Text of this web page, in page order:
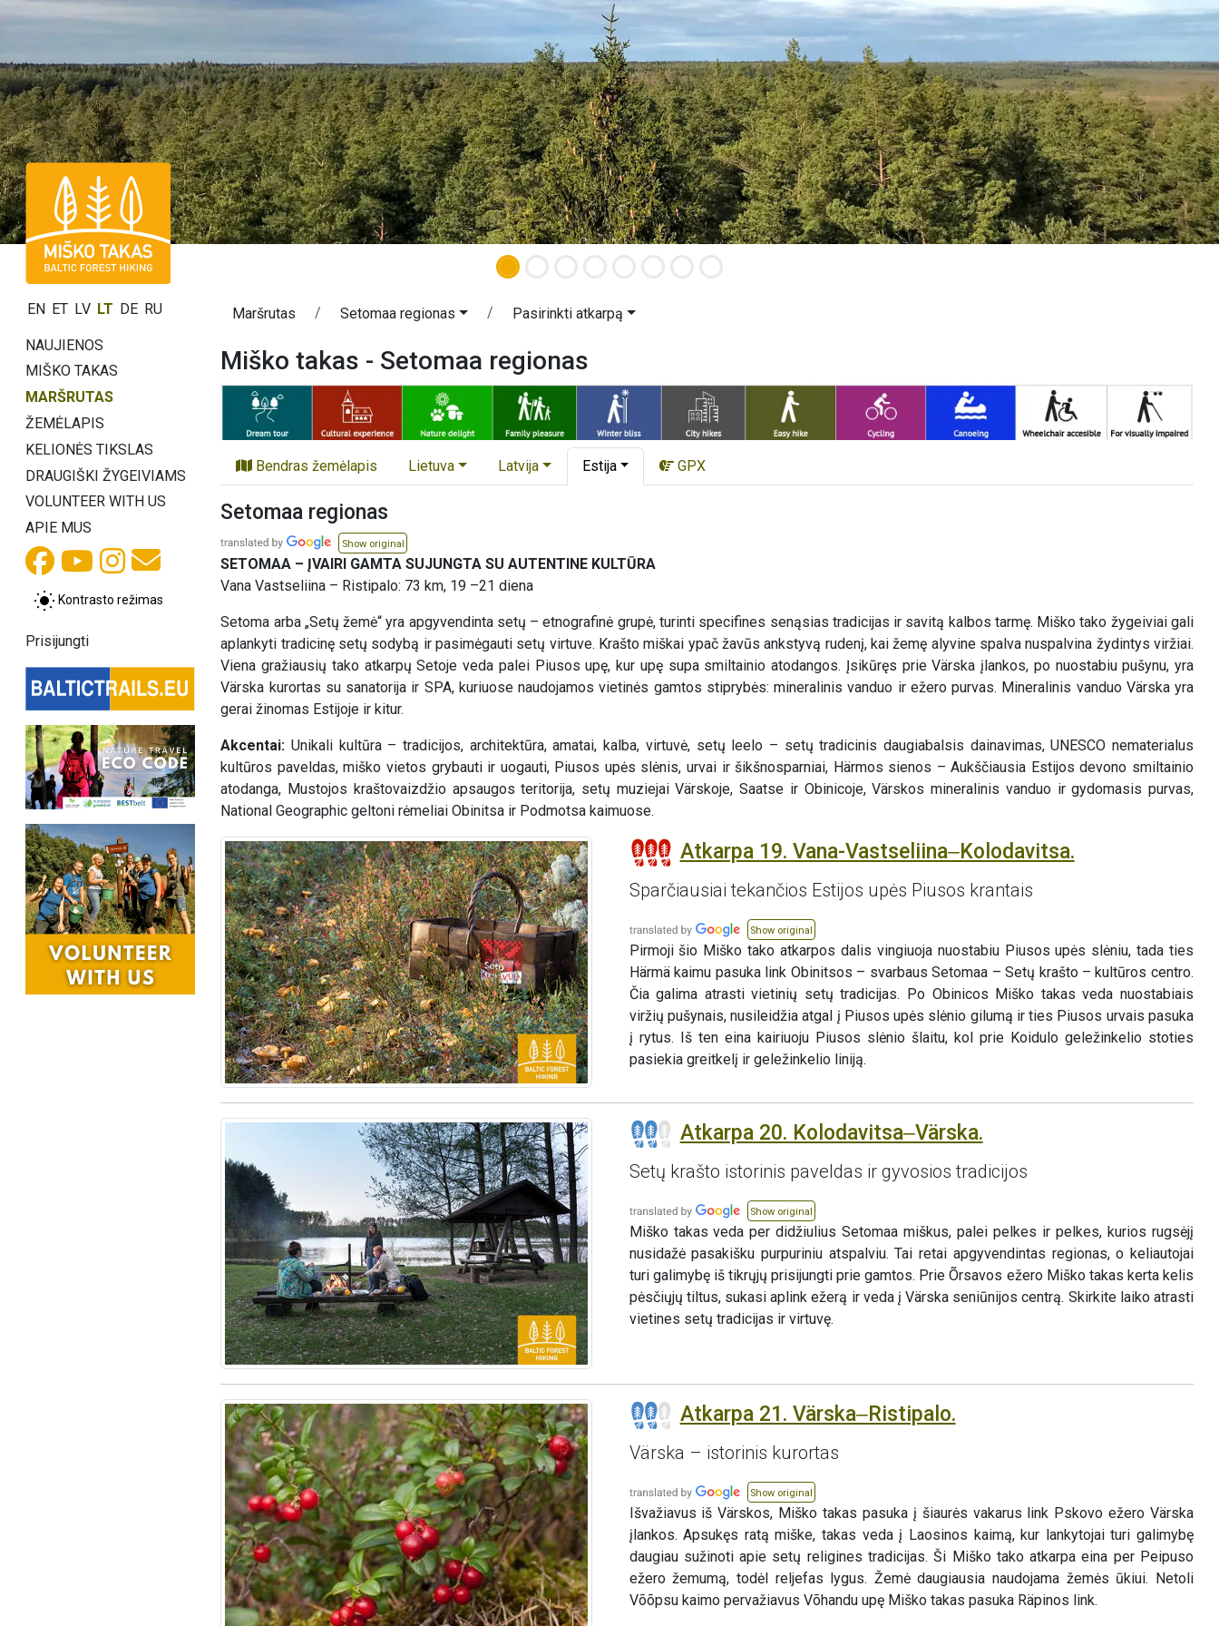
EN ET LV LT DE RU
NAUJIENOS
MIŠKO TAKAS
MARŠRUTAS
ŽEMĖLAPIS
KELIONĖS TIKSLAS
DRAUGIŠKI ŽYGEIVIAMS
VOLUNTEER WITH US
APIE MUS
Kontrasto režimas
Prisijungti
Maršrutas Setomaa regionas Pasirinkti atkarpą
Miško takas - Setomaa regionas
Bendras žemėlapis Lietuva Latvija Estija GPX
Setomaa regionas
Show original
SETOMAA – ĮVAIRI GAMTA SUJUNGTA SU AUTENTINE KULTŪRA
Vana Vastseliina – Ristipalo: 73 km, 19 –21 diena
Setoma arba „Setų žemė“ yra apgyvendinta setų – etnografinė grupė, turinti specifines senąsias tradicijas ir savitą kalbos tarmę. Miško tako žygeiviai gali
aplankyti tradicinę setų sodybą ir pasimėgauti setų virtuve. Krašto miškai ypač žavūs ankstyvą rudenį, kai žemę alyvine spalva nuspalvina žydintys viržiai.
Viena gražiausių tako atkarpų Setoje veda palei Piusos upę, kur upę supa smiltainio atodangos. Įsikūręs prie Värska įlankos, po nuostabiu pušynu, yra
Värska kurortas su sanatorija ir SPA, kuriuose naudojamos vietinės gamtos stiprybės: mineralinis vanduo ir ežero purvas. Mineralinis vanduo Värska yra
gerai žinomas Estijoje ir kitur.
Akcentai: Unikali kultūra – tradicijos, architektūra, amatai, kalba, virtuvė, setų leelo – setų tradicinis daugiabalsis dainavimas, UNESCO nematerialus
kultūros paveldas, miško vietos grybauti ir uogauti, Piusos upės slėnis, urvai ir šikšnosparniai, Härmos sienos – Aukščiausia Estijos devono smiltainio
atodanga, Mustojos kraštovaizdžio apsaugos teritorija, setų muziejai Värskoje, Saatse ir Obinicoje, Värskos mineralinis vanduo ir gydomasis purvas,
National Geographic geltoni rėmeliai Obinitsa ir Podmotsa kaimuose.
Atkarpa 19. Vana-Vastseliina‒Kolodavitsa.
Sparčiausiai tekančios Estijos upės Piusos krantais
Show original
Pirmoji šio Miško tako atkarpos dalis vingiuoja nuostabiu Piusos upės slėniu, tada ties
Härmä kaimu pasuka link Obinitsos – svarbaus Setomaa – Setų krašto – kultūros centro.
Čia galima atrasti vietinių setų tradicijas. Po Obinicos Miško takas veda nuostabiais
viržių pušynais, nusileidžia atgal į Piusos upės slėnio gilumą ir ties Piusos urvais pasuka
į rytus. Iš ten eina kairiuoju Piusos slėnio šlaitu, kol prie Koidulo geležinkelio stoties
pasiekia greitkelį ir geležinkelio liniją.
Atkarpa 20. Kolodavitsa‒Värska.
Setų krašto istorinis paveldas ir gyvosios tradicijos
Show original
Miško takas veda per didžiulius Setomaa miškus, palei pelkes ir pelkes, kurios rugsėjį
nusidažė pasakišku purpuriniu atspalviu. Tai retai apgyvendintas regionas, o keliautojai
turi galimybę iš tikrųjų prisijungti prie gamtos. Prie Õrsavos ežero Miško takas kerta kelis
pėsčiųjų tiltus, sukasi aplink ežerą ir veda į Värska seniūnijos centrą. Skirkite laiko atrasti
vietines setų tradicijas ir virtuvę.
Atkarpa 21. Värska‒Ristipalo.
Värska – istorinis kurortas
Show original
Išvažiavus iš Värskos, Miško takas pasuka į šiaurės vakarus link Pskovo ežero Värska
įlankos. Apsukęs ratą miške, takas veda į Laosinos kaimą, kur lankytojai turi galimybę
daugiau sužinoti apie setų religines tradicijas. Ši Miško tako atkarpa eina per Peipuso
ežero žemumą, todėl reljefas lygus. Žemė daugiausia naudojama žemės ūkiui. Netoli
Võõpsu kaimo pervažiavus Võhandu upę Miško takas pasuka Räpinos link.